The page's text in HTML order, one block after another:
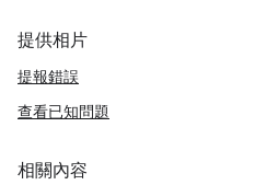
提供相片
提報錯誤
查看已知問題
相關內容